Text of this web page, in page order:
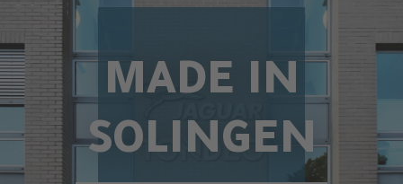
MADE IN
SOLINGEN